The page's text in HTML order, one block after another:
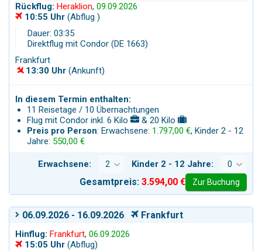
Rückflug: Heraklion, 09.09.2026
10:55 Uhr (Abflug )
Dauer: 03:35
Direktflug mit Condor (DE 1663)
Frankfurt
13:30 Uhr (Ankunft)
In diesem Termin enthalten:
11 Reisetage / 10 Übernachtungen
Flug mit Condor inkl. 6 Kilo
& 20 Kilo
Preis pro Person: Erwachsene: 1.797,00 €, Kinder 2 - 12
Jahre: 550,00 €
Erwachsene: Kinder 2 - 12 Jahre:
Gesamtpreis: 3.594,00 € Zur Buchung
06.09.2026 - 16.09.2026 Frankfurt
Hinflug: Frankfurt, 06.09.2026
15:05 Uhr (Abflug)